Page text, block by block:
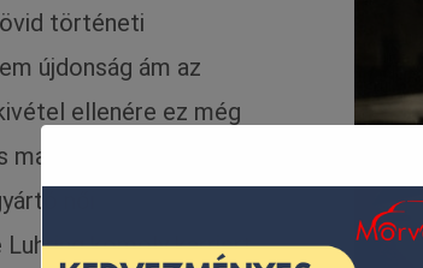
történeti
újdonság ám az
ellenére ez még
1920-ban az
női
komoly karriert